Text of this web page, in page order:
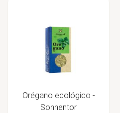
Orégano ecológico -
Sonnentor